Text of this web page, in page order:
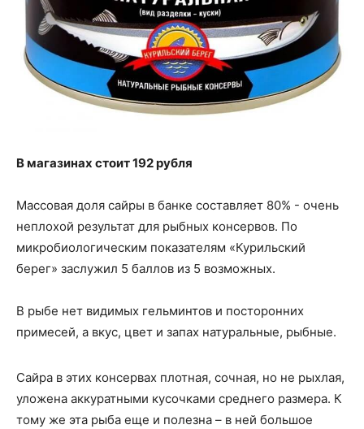
В магазинах стоит 192 рубля
Массовая доля сайры в банке составляет 80% - очень
неплохой результат для рыбных консервов. По
микробиологическим показателям «Курильский
берег» заслужил 5 баллов из 5 возможных.
В рыбе нет видимых гельминтов и посторонних
примесей, а вкус, цвет и запах натуральные, рыбные.
Сайра в этих консервах плотная, сочная, но не рыхлая,
уложена аккуратными кусочками среднего размера. К
тому же эта рыба еще и полезна – в ней большое